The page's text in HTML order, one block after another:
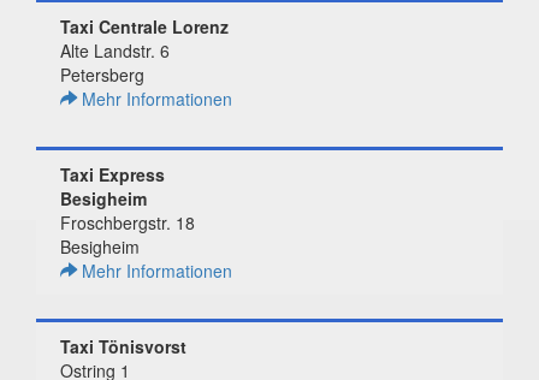
Taxi Centrale Lorenz
Alte Landstr. 6
Petersberg
Mehr Informationen
Taxi Express
Besigheim
Froschbergstr. 18
Besigheim
Mehr Informationen
Taxi Tönisvorst
Ostring 1